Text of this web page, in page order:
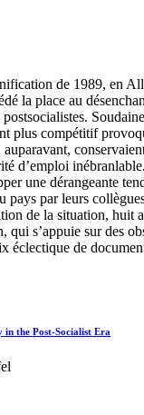
de 1989, en
la place au
plus compétitif
d’emploi
une dérangeante
pays par leurs
de la situation, huit
qui s’appuie sur des
éclectique de
in the Post-Socialist Era